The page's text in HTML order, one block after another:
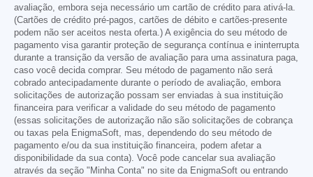
avaliação, embora seja necessário um cartão de crédito para ativá-la.
(Cartões de crédito pré-pagos, cartões de débito e cartões-presente
podem não ser aceitos nesta oferta.) A exigência do seu método de
pagamento visa garantir proteção de segurança contínua e ininterrupta
durante a transição da versão de avaliação para uma assinatura paga,
caso você decida comprar. Seu método de pagamento não será
cobrado antecipadamente durante o período de avaliação, embora
solicitações de autorização possam ser enviadas à sua instituição
financeira para verificar a validade do seu método de pagamento
(essas solicitações de autorização não são solicitações de cobrança
ou taxas pela EnigmaSoft, mas, dependendo do seu método de
pagamento e/ou da sua instituição financeira, podem afetar a
disponibilidade da sua conta). Você pode cancelar sua avaliação
através da seção "Minha Conta" no site da EnigmaSoft ou entrando